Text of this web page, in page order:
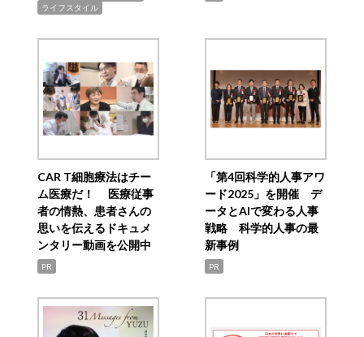
ライフスタイル
CAR T細胞療法はチー
ム医療だ！ 医療従事
者の情熱、患者さんの
思いを伝えるドキュメ
ンタリー動画を公開中
PR
「第4回科学的人事アワ
ード2025」を開催 デ
ータとAIで変わる人事
戦略 科学的人事の最
新事例
PR